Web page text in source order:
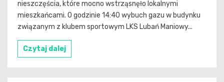
nieszczęścia, które mocno wstrząsnęło lokalnymi
mieszkańcami. O godzinie 14:40 wybuch gazu w budynku
związanym z klubem sportowym LKS Lubań Maniowy...
Czytaj dalej